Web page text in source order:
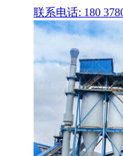
联系电话: 180